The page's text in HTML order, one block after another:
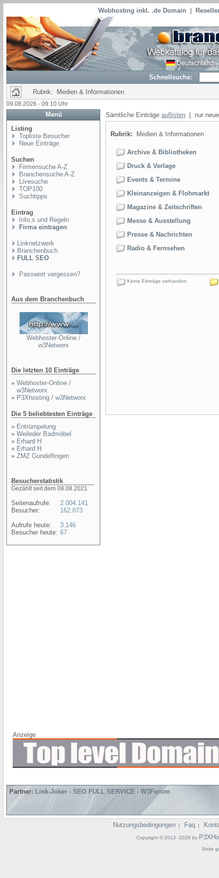
Webhosting inkl. .de Domain
Schnellsuche:
Rubrik: Medien & Informationen
09.08.2026 - 09:10 Uhr
Menü
Listing
Topliste Besucher
Neue Einträge
Suchen
Firmensuche A-Z
Branchensuche A-Z
Livesuche
TOP100
Suchtipps
Eintrag
Info,s und Regeln
Firma eintragen
Linknetzwerk
Branchenbuch
FULL SEO
Passwort vergessen?
Aus dem Branchenbuch
Webhoster-Online /
w3Networx
Die letzten 10 Einträge
» Webhoster-Online /
w3Networx
» P3Xhosting / w3Networx
Die 5 beliebtesten Einträge
» Entrümpelung
» Weileder Badmöbel
» Erhard H
» Erhard H
» ZMZ Gundelfingen
Besucherstatistik
Gezählt seit dem 08.08.2021
Seitenaufrufe:
Besucher:
Aufrufe heute:
Besucher heute:
2.004.141
162.873
3.146
67
Sämtliche Einträge auflisten | nur
Rubrik: Medien & Informationen
Archive & Bibliotheken
Druck & Verlage
Events & Termine
Kleinanzeigen & Flohmarkt
Magazine & Zeitschriften
Messe & Ausstellung
Presse & Nachrichten
Radio & Fernsehen
Keine Einträge vorhanden
Anzeige
Partner: Link-Joker - SEO FULL SERVICE - W3Forum
Nutzungsbedingungen | Faq |
Copyright © 2013 -2026 by
Seite